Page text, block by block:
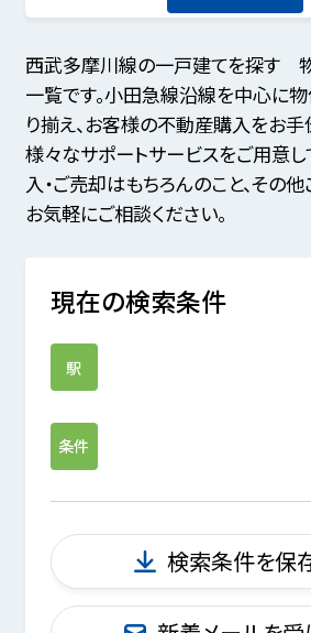
西武多摩川線の一戸建てを探す
一覧です。小田急線沿線を中心に
り揃え、お客様の不動産購入をお手
様々なサポートサービスをご用意し
入・ご売却はもちろんのこと、その
お気軽にご相談ください。
現在の検索条件
駅
条件
検索条件を保